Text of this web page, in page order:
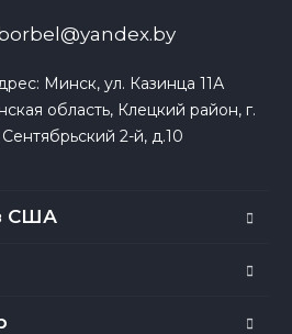
Минск, ул. Казинца 11А
область, Клецкий район, г.
2-й, д.10
США